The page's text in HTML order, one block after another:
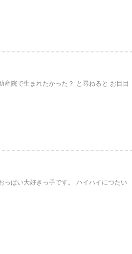
産院で生まれたかった？ と尋ねると お目目
っぱい大好きっ子です。 ハイハイにつたい